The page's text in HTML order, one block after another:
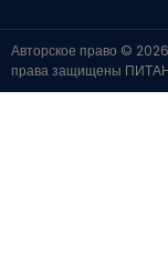
Авторское право ©
права защищены